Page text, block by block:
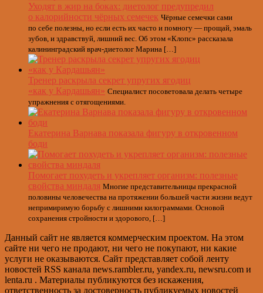
Уходят в жир на боках: диетолог предупредил
о калорийности чёрных семечек Чёрные семечки сами
по себе полезны, но если есть их часто и помногу — прощай, эмаль
зубов, и здравствуй, лишний вес. Об этом «Клопс» рассказала
калининградский врач-диетолог Марина […]
Тренер раскрыла секрет упругих ягодиц
«как у Кардашьян» Специалист посоветовала делать четыре
упражнения с отягощениями.
Екатерина Варнава показала фигуру в откровенном
боди
Помогает похудеть и укрепляет организм: полезные
свойства миндаля Многие представительницы прекрасной
половины человечества на протяжении большей части жизни ведут
непримиримую борьбу с лишними килограммами. Основой
сохранения стройности и здорового, […]
Данный сайт не является коммерческим проектом. На этом
сайте ни чего не продают, ни чего не покупают, ни какие
услуги не оказываются. Сайт представляет собой ленту
новостей RSS канала news.rambler.ru, yandex.ru, newsru.com и
lenta.ru . Материалы публикуются без искажения,
ответственность за достоверность публикуемых новостей